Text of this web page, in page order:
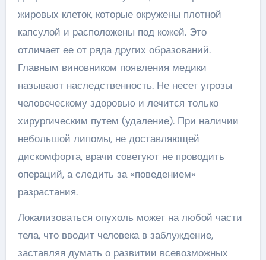
жировых клеток, которые окружены плотной
капсулой и расположены под кожей. Это
отличает ее от ряда других образований.
Главным виновником появления медики
называют наследственность. Не несет угрозы
человеческому здоровью и лечится только
хирургическим путем (удаление). При наличии
небольшой липомы, не доставляющей
дискомфорта, врачи советуют не проводить
операций, а следить за «поведением»
разрастания.
Локализоваться опухоль может на любой части
тела, что вводит человека в заблуждение,
заставляя думать о развитии всевозможных